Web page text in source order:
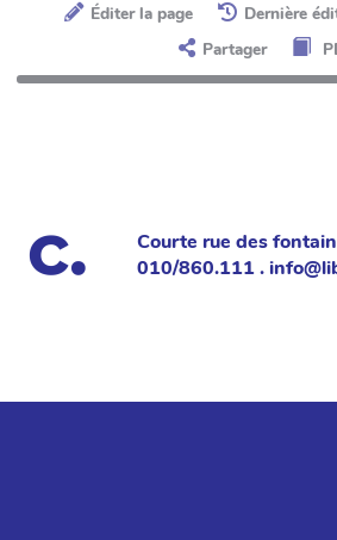
Éditer la page
Dernière
Partager
Courte rue des
010/860.111 .